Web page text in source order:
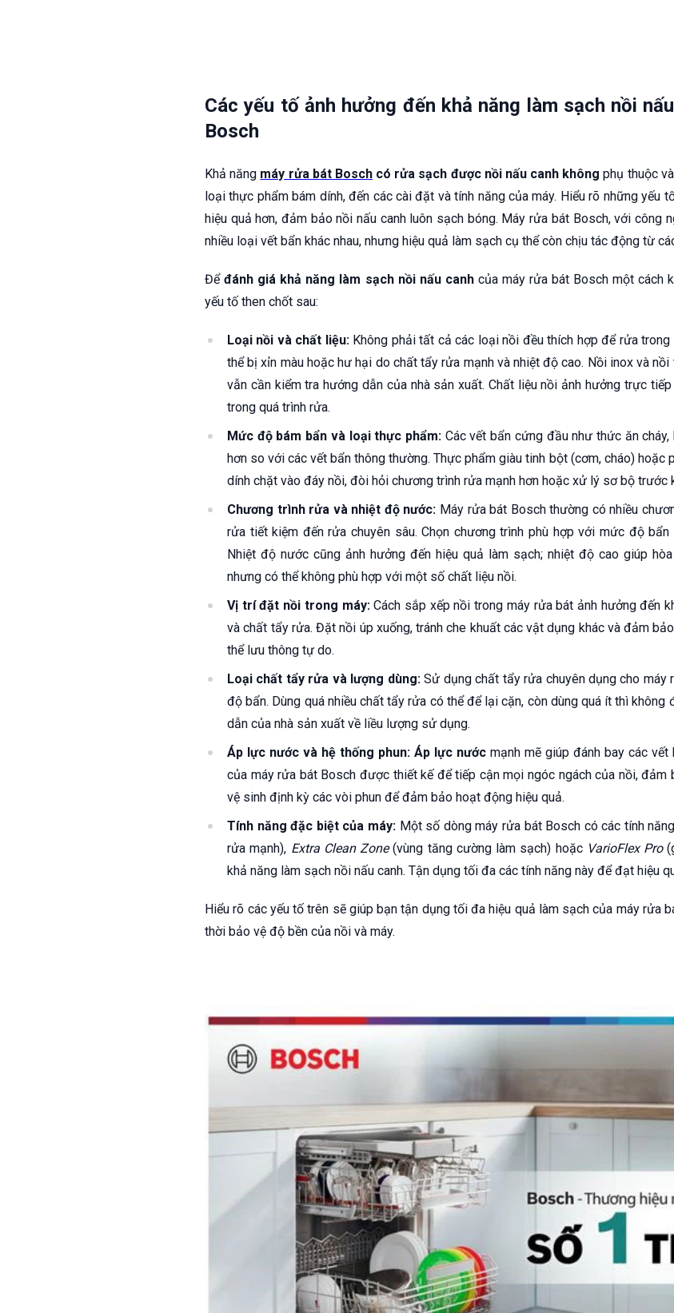
Các yếu tố ảnh hưởng đến khả năng làm sạch nồi
Bosch
Khả năng máy rửa bát Boschcó rửa sạch được nồi nấu canh không phụ thuộc
loại thực phẩm bám dính, đến các cài đặt và tính năng của máy. Hiểu rõ những yếu
hiệu quả hơn, đảm bảo nồi nấu canh luôn sạch bóng. Máy rửa bát Bosch, với công
nhiều loại vết bẩn khác nhau, nhưng hiệu quả làm sạch cụ thể còn chịu tác động từ
Đểđánh giá khả năng làm sạch nồi nấu canhcủa máy rửa bát Bosch một cách
yếu tố then chốt sau:
Loại nồi và chất liệu:Không phải tất cả các loại nồi đều thích hợp để rửa trong
thể bị xỉn màu hoặc hư hại do chất tẩy rửa mạnh và nhiệt độ cao. Nồi inox và
vẫn cần kiểm tra hướng dẫn của nhà sản xuất. Chất liệu nồi ảnh hưởng trực
trong quá trình rửa.
Mức độ bám bẩn và loại thực phẩm:Các vết bẩn cứng đầu như thức ăn
hơn so với các vết bẩn thông thường. Thực phẩm giàu tinh bột (cơm, cháo) hoặc
dính chặt vào đáy nồi, đòi hỏi chương trình rửa mạnh hơn hoặc xử lý sơ bộ trước
Chương trình rửa và nhiệt độ nước: Máy rửa bát Bosch thường có nhiều
rửa tiết kiệm đến rửa chuyên sâu. Chọn chương trình phù hợp với mức độ
Nhiệt độ nước cũng ảnh hưởng đến hiệu quả làm sạch; nhiệt độ cao giúp
nhưng có thể không phù hợp với một số chất liệu nồi.
Vị trí đặt nồi trong máy:Cách sắp xếp nồi trong máy rửa bát ảnh hưởng đến
và chất tẩy rửa. Đặt nồi úp xuống, tránh che khuất các vật dụng khác và đảm
thể lưu thông tự do.
Loại chất tẩy rửa và lượng dùng:Sử dụng chất tẩy rửa chuyên dụng cho máy
độ bẩn. Dùng quá nhiều chất tẩy rửa có thể để lại cặn, còn dùng quá ít thì không
dẫn của nhà sản xuất về liều lượng sử dụng.
Áp lực nước và hệ thống phun: Áp lực nước mạnh mẽ giúp đánh bay các
của máy rửa bát Bosch được thiết kế để tiếp cận mọi ngóc ngách của nồi, đảm
vệ sinh định kỳ các vòi phun để đảm bảo hoạt động hiệu quả.
Tính năng đặc biệt của máy:Một số dòng máy rửa bát Bosch có các tính
rửa mạnh), Extra Clean Zone(vùng tăng cường làm sạch) hoặc VarioFlex Pro
khả năng làm sạch nồi nấu canh. Tận dụng tối đa các tính năng này để đạt hiệu
Hiểu rõ các yếu tố trên sẽ giúp bạn tận dụng tối đa hiệu quả làm sạch của máy rửa
thời bảo vệ độ bền của nồi và máy.